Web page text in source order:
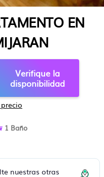
EN
Verifique la
disponibilidad
1 Baño
nuestras otras